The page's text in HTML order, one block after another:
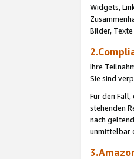
Widgets,
Bilder,
Ihre
Sie sind
Für den
stehenden
nach
unmittelbar